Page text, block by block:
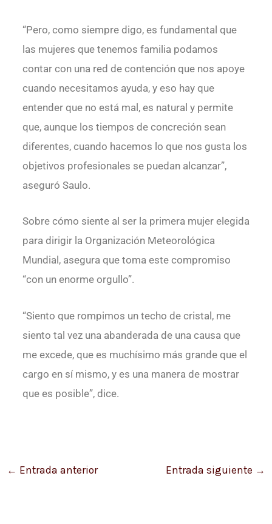
“Pero, como siempre digo, es fundamental que
las mujeres que tenemos familia podamos
contar con una red de contención que nos apoye
cuando necesitamos ayuda, y eso hay que
entender que no está mal, es natural y permite
que, aunque los tiempos de concreción sean
diferentes, cuando hacemos lo que nos gusta los
objetivos profesionales se puedan alcanzar”,
aseguró Saulo.
Sobre cómo siente al ser la primera mujer elegida
para dirigir la Organización Meteorológica
Mundial, asegura que toma este compromiso
“con un enorme orgullo”.
“Siento que rompimos un techo de cristal, me
siento tal vez una abanderada de una causa que
me excede, que es muchísimo más grande que el
cargo en sí mismo, y es una manera de mostrar
que es posible”, dice.
← Entrada anterior Entrada siguiente →